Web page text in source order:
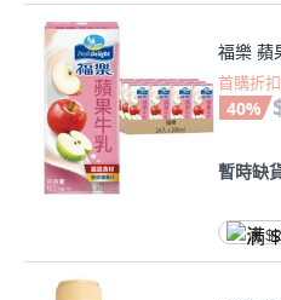
福樂 蘋
首購折
40%
暫時缺
满